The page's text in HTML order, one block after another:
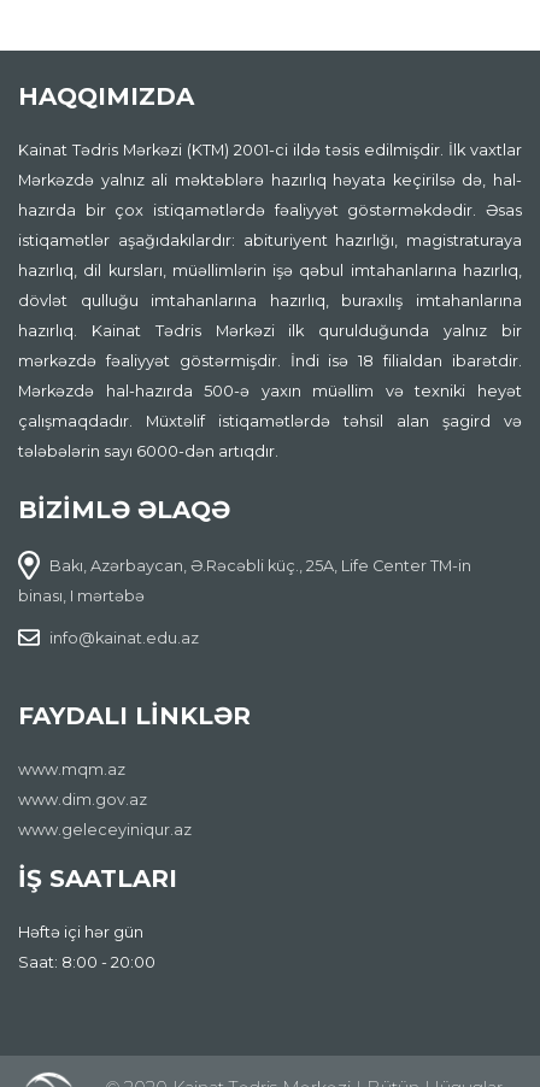
HAQQIMIZDA
Kainat Tədris Mərkəzi (KTM) 2001-ci ildə təsis edilmişdir. İlk vaxtlar
Mərkəzdə yalnız ali məktəblərə hazırlıq həyata keçirilsə də, hal-
hazırda bir çox istiqamətlərdə fəaliyyət göstərməkdədir. Əsas
istiqamətlər aşağıdakılardır: abituriyent hazırlığı, magistraturaya
hazırlıq, dil kursları, müəllimlərin işə qəbul imtahanlarına hazırlıq,
dövlət qulluğu imtahanlarına hazırlıq, buraxılış imtahanlarına
hazırlıq. Kainat Tədris Mərkəzi ilk qurulduğunda yalnız bir
mərkəzdə fəaliyyət göstərmişdir. İndi isə 18 filialdan ibarətdir.
Mərkəzdə hal-hazırda 500-ə yaxın müəllim və texniki heyət
çalışmaqdadır. Müxtəlif istiqamətlərdə təhsil alan şagird və
tələbələrin sayı 6000-dən artıqdır.
BİZİMLƏ ƏLAQƏ
Bakı, Azərbaycan, Ə.Rəcəbli küç., 25A, Life Center TM-in
binası, I mərtəbə
info@kainat.edu.az
FAYDALI LİNKLƏR
www.mqm.az
www.dim.gov.az
www.geleceyiniqur.az
İŞ SAATLARI
Həftə içi hər gün
Saat: 8:00 - 20:00